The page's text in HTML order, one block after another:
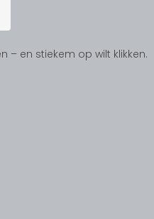
en stiekem op wilt klikken.